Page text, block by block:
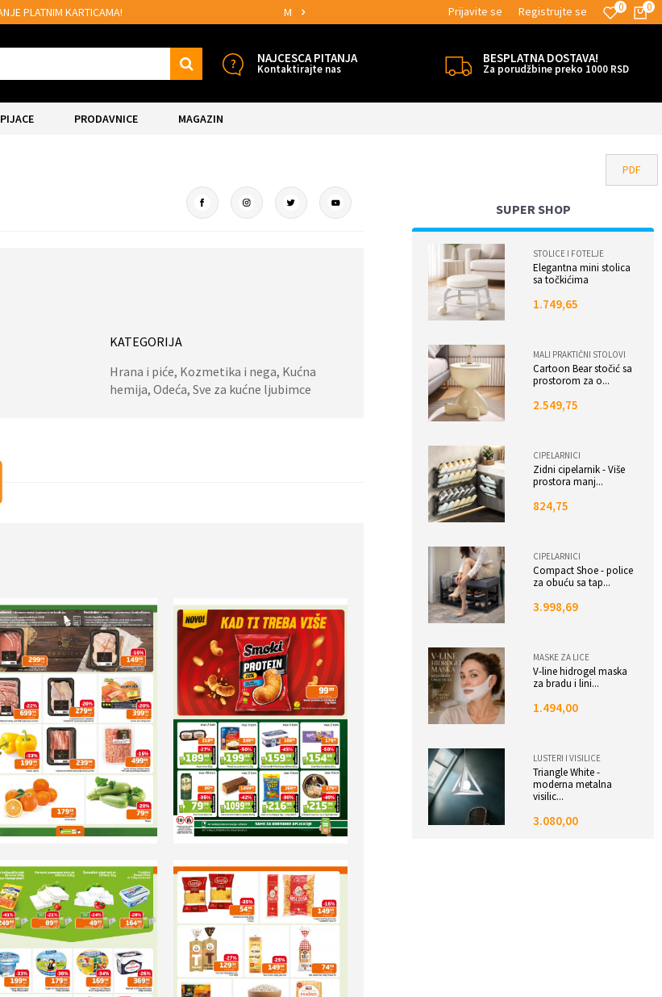
MOGUĆNOST BESPLATNE ISPORUKE! MOGUĆNOST ISPORUKE ZA 24H! 0
0
Prijavite se Registrujte se
NAJCESCA PITANJA
Kontaktirajte nas
BESPLATNA DOSTAVA!
Za porudžbine preko 1000 RSD
PIJACE PRODAVNICE MAGAZIN
PDF
KATEGORIJA
Hrana i piće, Kozmetika i nega, Kućna
hemija, Odeća, Sve za kućne ljubimce
SUPER SHOP
STOLICE I FOTELJE
Elegantna mini stolica
sa točkićima
1.749,65
MALI PRAKTIČNI STOLOVI
Cartoon Bear stočić sa
prostorom za o...
2.549,75
CIPELARNICI
Zidni cipelarnik - Više
prostora manj...
824,75
CIPELARNICI
Compact Shoe - police
za obuću sa tap...
3.998,69
MASKE ZA LICE
V-line hidrogel maska
za bradu i lini...
1.494,00
LUSTERI I VISILICE
Triangle White -
moderna metalna
visilic...
3.080,00